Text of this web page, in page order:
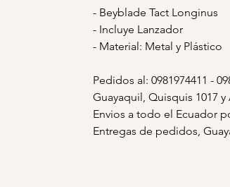
- Beyblade Tact Longinus
- Incluye Lanzador
- Material: Metal y Plástico
Pedidos al: 0981974411 -
Guayaquil, Quisquis 1017
Envios a todo el Ecuador
Entregas de pedidos,